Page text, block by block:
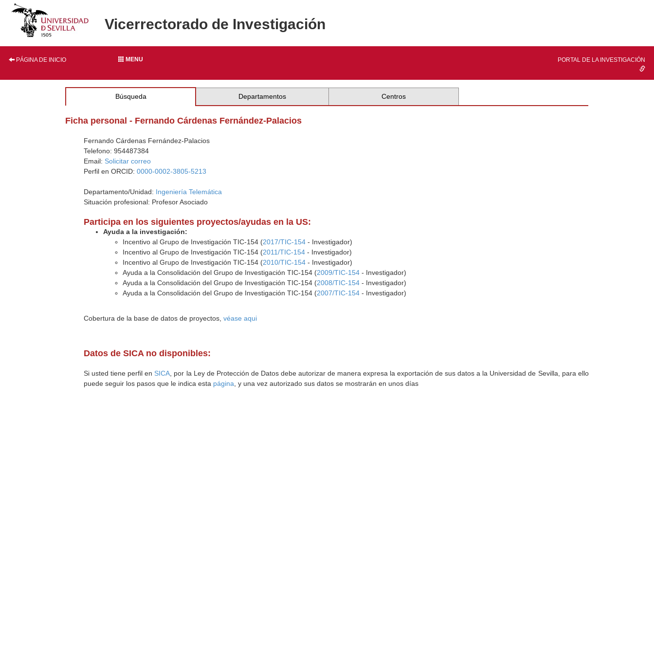
Vicerrectorado de Investigación
PÁGINA DE INICIO MENU PORTAL DE LA INVESTIGACIÓN
Búsqueda Departamentos Centros
Ficha personal - Fernando Cárdenas Fernández-Palacios
Fernando Cárdenas Fernández-Palacios
Telefono: 954487384
Email: Solicitar correo
Perfil en ORCID:0000-0002-3805-5213
Departamento/Unidad: Ingeniería Telemática
Situación profesional: Profesor Asociado
Participa en los siguientes proyectos/ayudas en la US:
Ayuda a la investigación:
Incentivo al Grupo de Investigación TIC-154 (2017/TIC-154 - Investigador)
Incentivo al Grupo de Investigación TIC-154 (2011/TIC-154 - Investigador)
Incentivo al Grupo de Investigación TIC-154 (2010/TIC-154 - Investigador)
Ayuda a la Consolidación del Grupo de Investigación TIC-154 (2009/TIC-154 - Investigador)
Ayuda a la Consolidación del Grupo de Investigación TIC-154 (2008/TIC-154 - Investigador)
Ayuda a la Consolidación del Grupo de Investigación TIC-154 (2007/TIC-154 - Investigador)
Cobertura de la base de datos de proyectos,véase aqui
Datos de SICA no disponibles:
Si usted tiene perfil en SICA , por la Ley de Protección de Datos debe autorizar de manera expresa la exportación de sus datos a la Universidad de Sevilla, para ello
puede seguir los pasos que le indica esta página , y una vez autorizado sus datos se mostrarán en unos días